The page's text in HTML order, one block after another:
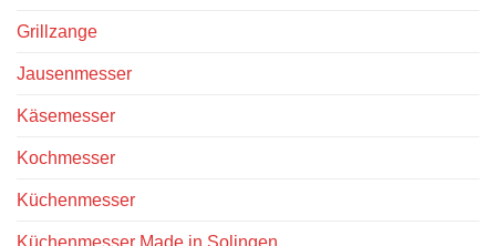
Grillzange
Jausenmesser
Käsemesser
Kochmesser
Küchenmesser
Küchenmesser Made in Solingen